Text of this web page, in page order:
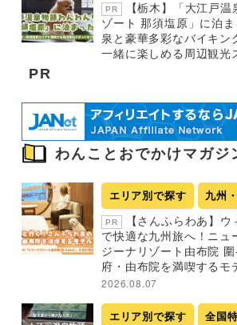
PR
【栃木】「大江戸温
ゾート 那須塩原」に泊
泉と豪華多彩なバイキン
一緒に楽しめる周辺観光
PR
わんことおでかけマガジ
エリア別で探す 九州
PR
【さんふらわあ】ウ
で快適な九州旅へ！ニュ
ジーナリゾート由布院
府・由布院を満喫するモ
2026.08.07
エリア別で探す 全国